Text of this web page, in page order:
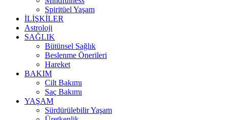
Spiritüel Yaşam
İLİŞKİLER
Astroloji
SAĞLIK
Bütünsel Sağlık
Beslenme Önerileri
Hareket
BAKIM
Cilt Bakımı
Saç Bakımı
YAŞAM
Sürdürülebilir Yaşam